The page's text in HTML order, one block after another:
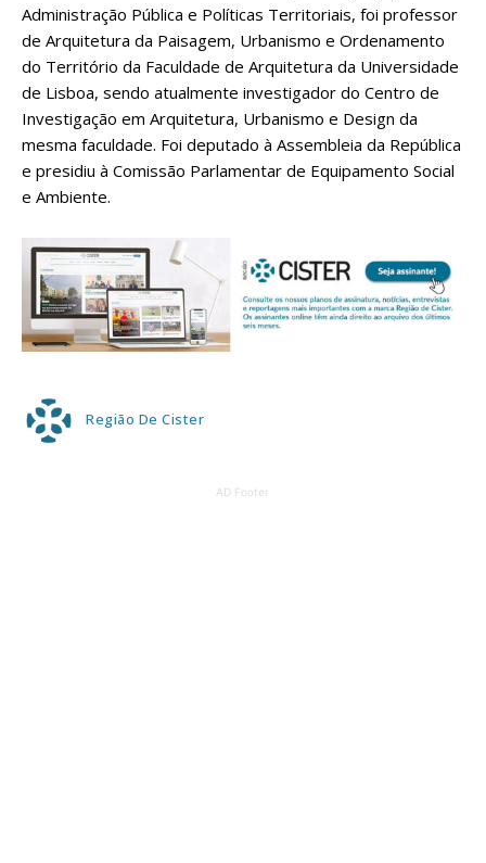
Administração Pública e Políticas Territoriais, foi professor
de Arquitetura da Paisagem, Urbanismo e Ordenamento
do Território da Faculdade de Arquitetura da Universidade
de Lisboa, sendo atualmente investigador do Centro de
Investigação em Arquitetura, Urbanismo e Design da
mesma faculdade. Foi deputado à Assembleia da República
e presidiu à Comissão Parlamentar de Equipamento Social
e Ambiente.
Região De Cister
AD Footer